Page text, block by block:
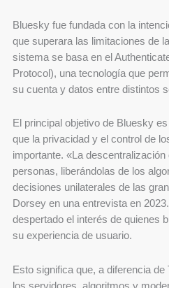
Bluesky fue fundada con la
que superara las limitaciones de
sistema se basa en el
Protocol), una tecnología que
su cuenta y datos entre distintos
El principal objetivo de Bluesky
que la privacidad y el control de
importante. «La
personas, liberándolas de los
decisiones unilaterales de las
Dorsey en una entrevista en
despertado el interés de quienes
su experiencia de usuario.
Esto significa que, a diferencia